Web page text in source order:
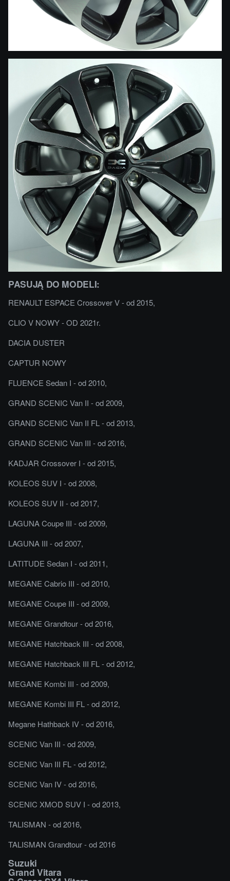
PASUJĄ DO MODELI:
RENAULT ESPACE Crossover V - od 2015,
CLIO V NOWY - OD 2021r.
DACIA DUSTER
CAPTUR NOWY
FLUENCE Sedan I - od 2010,
GRAND SCENIC Van II - od 2009,
GRAND SCENIC Van II FL - od 2013,
GRAND SCENIC Van III - od 2016,
KADJAR Crossover I - od 2015,
KOLEOS SUV I - od 2008,
KOLEOS SUV II - od 2017,
LAGUNA Coupe III - od 2009,
LAGUNA III - od 2007,
LATITUDE Sedan I - od 2011,
MEGANE Cabrio III - od 2010,
MEGANE Coupe III - od 2009,
MEGANE Grandtour - od 2016,
MEGANE Hatchback III - od 2008,
MEGANE Hatchback III FL - od 2012,
MEGANE Kombi III - od 2009,
MEGANE Kombi III FL - od 2012,
Megane Hathback IV - od 2016,
SCENIC Van III - od 2009,
SCENIC Van III FL - od 2012,
SCENIC Van IV - od 2016,
SCENIC XMOD SUV I - od 2013,
TALISMAN - od 2016,
TALISMAN Grandtour - od 2016
Suzuki
Grand Vitara